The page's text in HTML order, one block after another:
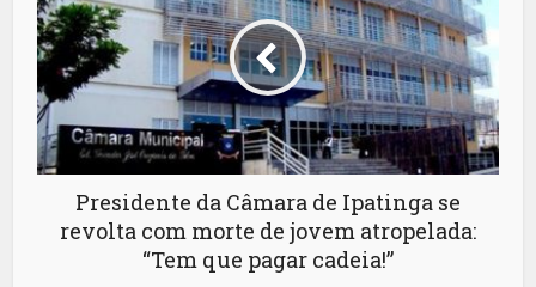
Presidente da Câmara de Ipatinga se
revolta com morte de jovem atropelada:
“Tem que pagar cadeia!”